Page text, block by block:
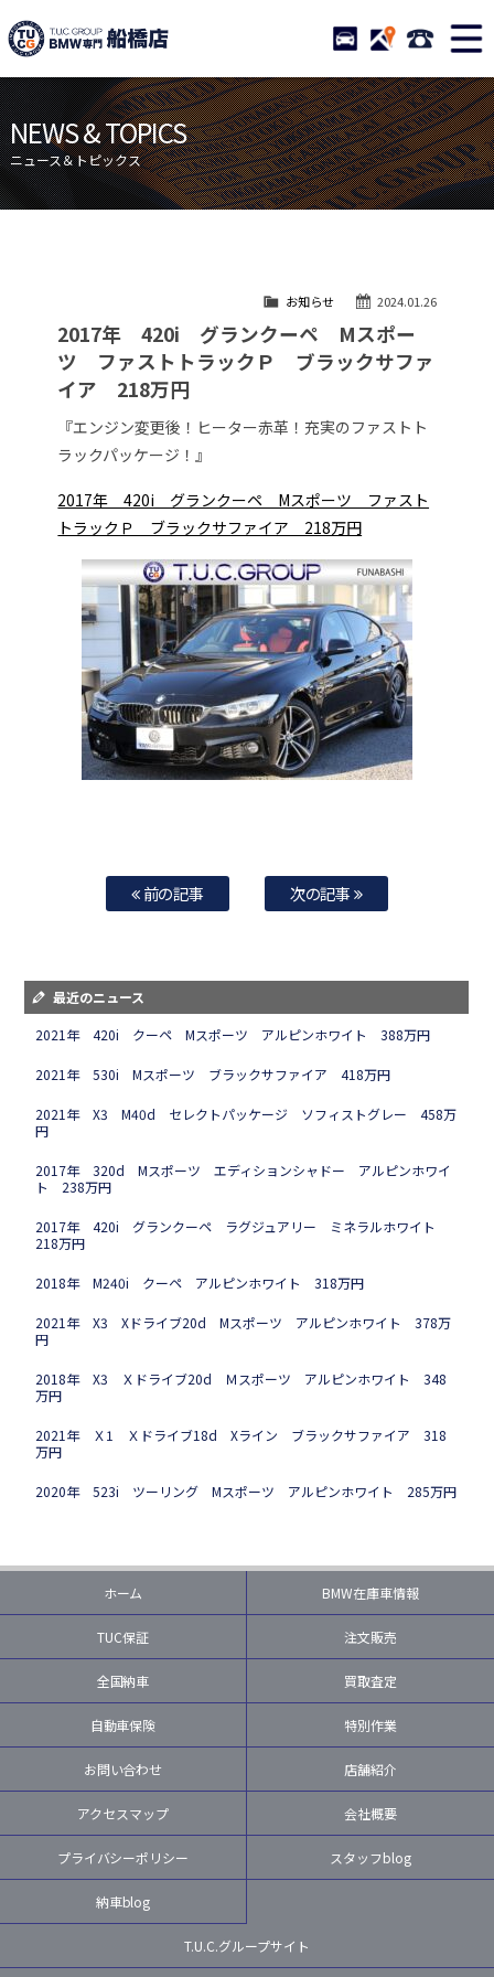
TUCグループ BMW専門 船
STOCK ACCESS 047-
ニュース
在庫リスト
目玉車両一覧
店舗紹介
保証＆サービス
アクセスマップ
自動車保険
TUCとは？
リクルート
納車blog
会社概要
NEWS & TOPICS
ニュース＆トピックス
2024.01.26
お知らせ
2017年 420i グランクーペ Mスポー
ツ ファストトラックＰ ブラックサファ
イア 218万円
『エンジン変更後！ヒーター赤革！充実のファストト
ラックパッケージ！』
2017年 420i グランクーペ Mスポーツ ファスト
トラックＰ ブラックサファイア 218万円
前の記事 次の記事
最近のニュース
2021年 420i クーペ Mスポーツ アルピンホワイト 388万円
2021年 530i Mスポーツ ブラックサファイア 418万円
2021年 X3 M40d セレクトパッケージ ソフィストグレー 458万
円
2017年 320d Mスポーツ エディションシャドー アルピンホワイ
ト 238万円
2017年 420i グランクーペ ラグジュアリー ミネラルホワイト
218万円
2018年 M240i クーペ アルピンホワイト 318万円
2021年 X3 Xドライブ20d Mスポーツ アルピンホワイト 378万
円
2018年 X3 Ｘドライブ20d Ｍスポーツ アルピンホワイト 348
万円
2021年 Ｘ1 Ｘドライブ18d Xライン ブラックサファイア 318
万円
2020年 523i ツーリング Mスポーツ アルピンホワイト 285万円
ホーム BMW在庫車情報
TUC保証 注文販売
全国納車 買取査定
自動車保険 特別作業
お問い合わせ 店舗紹介
アクセスマップ 会社概要
プライバシーポリシー スタッフblog
納車blog
T.U.C.グループサイト